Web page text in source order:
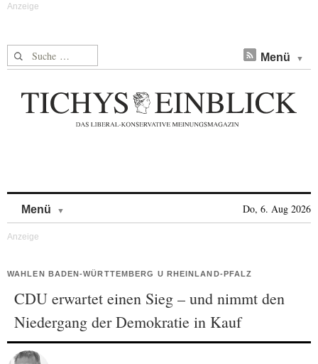
Suche nach: Menü
Menü Do, 6. Aug 2026
WAHLEN BADEN-WÜRTTEMBERG U RHEINLAND-PFALZ
CDU erwartet einen Sieg – und nimmt den
Niedergang der Demokratie in Kauf